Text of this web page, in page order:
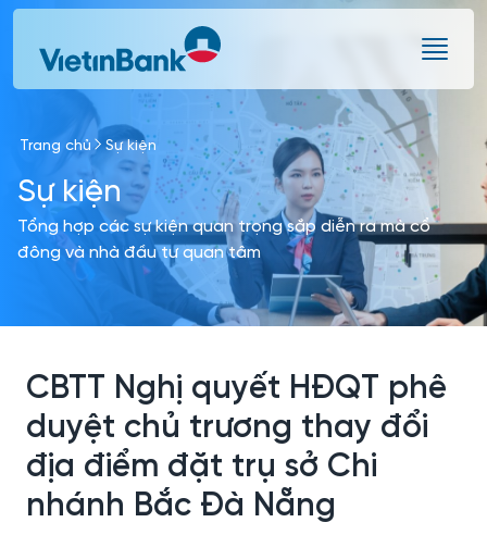
Skip to Main Content
Trang chủ Sự kiện
Sự kiện
Tổng hợp các sự kiện quan trọng sắp diễn ra mà cổ
đông và nhà đầu tư quan tâm
CBTT Nghị quyết HĐQT phê
duyệt chủ trương thay đổi
địa điểm đặt trụ sở Chi
nhánh Bắc Đà Nẵng